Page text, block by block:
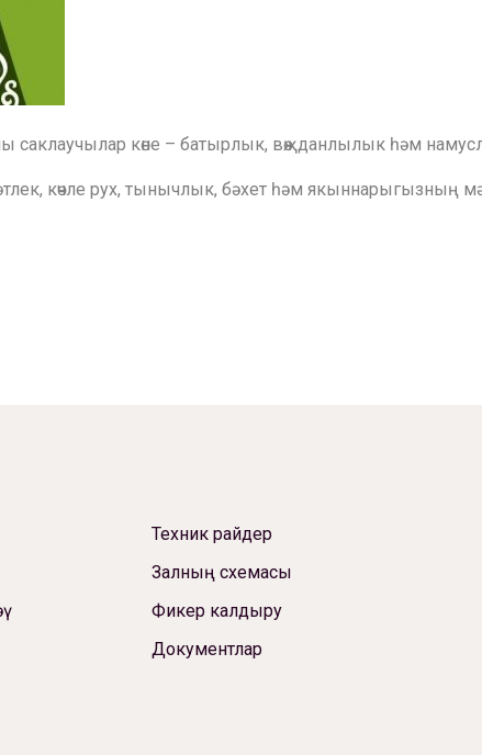
саклаучылар көне – батырлык, вөҗданлылык һәм
көчле рух, тынычлык, бәхет һәм якыннарыгызның
Техник райдер
Залның схемасы
Фикер калдыру
Документлар